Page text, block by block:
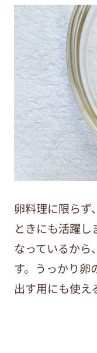
卵料理に限らず
ときにも活躍
なっているから
す。うっかり卵
出す用にも使え